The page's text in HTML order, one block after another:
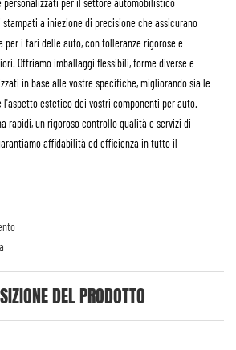
a iniezione di precisione che assicurano
per i fari delle auto, con tolleranze rigorose e
Offriamo imballaggi flessibili, forme diverse e
in base alle vostre specifiche, migliorando sia le
l'aspetto estetico dei vostri componenti per auto.
rapidi, un rigoroso controllo qualità e servizi di
affidabilità ed efficienza in tutto il
DEL PRODOTTO